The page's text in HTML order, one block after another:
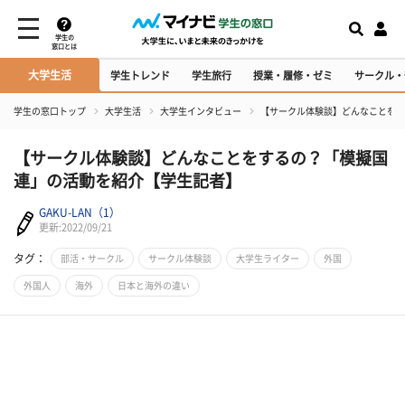
学生の
窓口とは
大学生活 学生トレンド 学生旅行 授業・履修・ゼミ サークル
学生の窓口トップ 大学生活 大学生インタビュー 【サークル体験談】どんなことを
【サークル体験談】どんなことをするの？「模擬国
連」の活動を紹介【学生記者】
GAKU-LAN（1）
更新:2022/09/21
タグ： 部活・サークル サークル体験談 大学生ライター 外国
外国人 海外 日本と海外の違い